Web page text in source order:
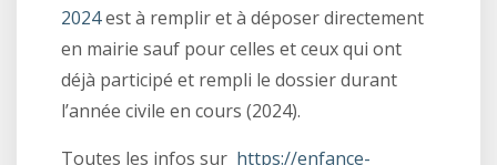
2024est à remplir et à déposer directement
en mairie sauf pour celles et ceux qui ont
déjà participé et rempli le dossier durant
l’année civile en cours (2024).
Toutes les infos sur https://enfance-